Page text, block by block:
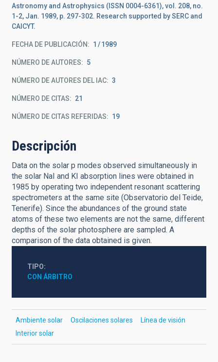
Astronomy and Astrophysics (ISSN 0004-6361), vol. 208, no.
1-2, Jan. 1989, p. 297-302. Research supported by SERC and
CAICYT.
FECHA DE PUBLICACIÓN: 1 1989
NÚMERO DE AUTORES 5
NÚMERO DE AUTORES DEL IAC 3
NÚMERO DE CITAS 21
NÚMERO DE CITAS REFERIDAS 19
Descripción
Data on the solar p modes observed simultaneously in
the solar NaI and KI absorption lines were obtained in
1985 by operating two independent resonant scattering
spectrometers at the same site (Observatorio del Teide,
Tenerife). Since the abundances of the ground state
atoms of these two elements are not the same, different
depths of the solar photosphere are sampled. A
comparison of the data obtained is given.
TIPO
CON ÁRBITRO
Ambiente solar Oscilaciones solares
Línea de visión
Interior solar